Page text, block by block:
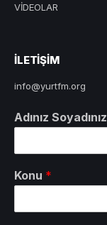
VİDEOLAR
ILETIŞIM
info@yurtfm.org
Adınız Soyadınız
Konu *